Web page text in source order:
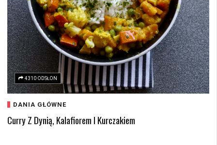
4310 ODSŁON
DANIA GŁÓWNE
Curry Z Dynią, Kalafiorem I Kurczakiem